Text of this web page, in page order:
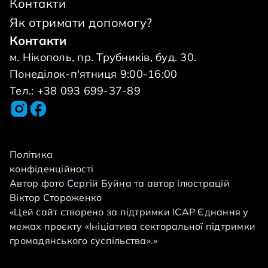
оперує сотні дітей призначив операцію за
тиждень! Ми розуміємо, що нам буде важко,
але як би Ви знали, як це важливо для нас!
Моя мама &mdash; Анна, сильна і
незламна.&nbsp;Але її очі сповнені тривоги.
Родина звернулась до фонду про
допомогу.&nbsp; Сума операції 70000 грн.
тиждень. &nbsp; Допоможіть повернути
Маркові рух, мрію та дитинство без болю.
Навіть найменший внесок - це крок до
великого дива. &nbsp;
Контакти
Як отримати допомогу?
Контакти
м. Нікополь, пр. Трубників, буд. 30.
Понеділок-п'ятниця 9:00-16:00
Тел.: +38 093 699-37-89
Політика
конфіденційності
Автор фото Сергій Буйна та автор ілюстрацій
Віктор Стороженко
«Цей сайт створено за підтримки ІСАР Єднання у
межах проєкту «Ініціатива секторальної підтримки
громадянського суспільства».»